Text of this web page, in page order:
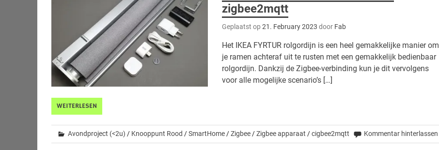
zigbee2mqtt
Geplaatst op21. February 2023 door Fab
Het IKEA FYRTUR rolgordijn is een heel gemakkelijke manier om
je ramen achteraf uit te rusten met een gemakkelijk bedienbaar
rolgordijn. Dankzij de Zigbee-verbinding kun je dit vervolgens
voor alle mogelijke scenario’s […]
WEITERLESEN
Avondproject (<2u) / Knooppunt Rood /SmartHome/Zigbee/Zigbee apparaat /cigbee2mqtt Kommentar hinterlassen